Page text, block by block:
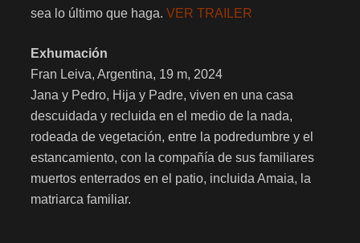
sea lo último que haga. VER TRAILER
Exhumación
Fran Leiva, Argentina, 19 m, 2024
Jana y Pedro, Hija y Padre, viven en una casa
descuidada y recluida en el medio de la nada,
rodeada de vegetación, entre la podredumbre y el
estancamiento, con la compañía de sus familiares
muertos enterrados en el patio, incluida Amaia, la
matriarca familiar.